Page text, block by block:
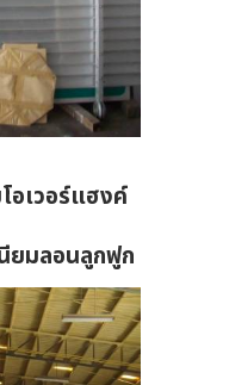
อเวอร์แฮงค์
ยมลอนลูกฟูก